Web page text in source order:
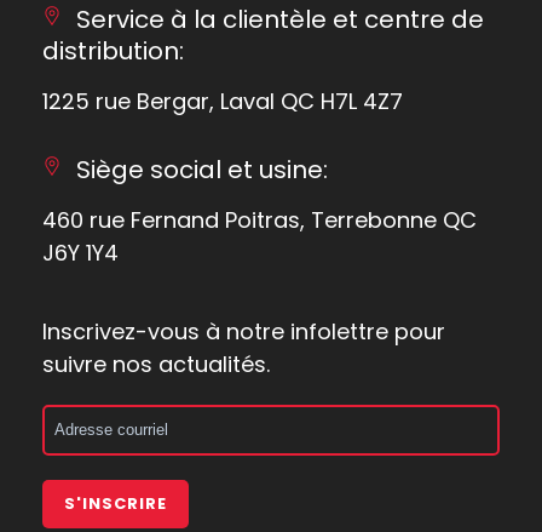
Service à la clientèle et centre de
distribution:
1225 rue Bergar, Laval QC H7L 4Z7
Siège social et usine:
460 rue Fernand Poitras, Terrebonne QC
J6Y 1Y4
Inscrivez-vous à notre infolettre pour
suivre nos actualités.
S'INSCRIRE